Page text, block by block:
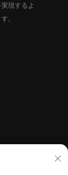
現するよ
。